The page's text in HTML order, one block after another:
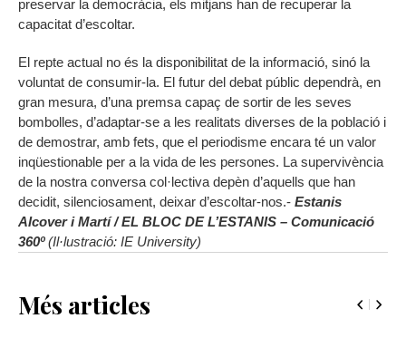
preservar la democràcia, els mitjans han de recuperar la
capacitat d’escoltar.
El repte actual no és la disponibilitat de la informació, sinó la
voluntat de consumir-la. El futur del debat públic dependrà, en
gran mesura, d’una premsa capaç de sortir de les seves
bombolles, d’adaptar-se a les realitats diverses de la població i
de demostrar, amb fets, que el periodisme encara té un valor
inqüestionable per a la vida de les persones. La supervivència
de la nostra conversa col·lectiva depèn d’aquells que han
decidit, silenciosament, deixar d’escoltar-nos.- Estanis
Alcover i Martí / EL BLOC DE L’ESTANIS – Comunicació
360º(Il·lustració: IE University)
Més articles